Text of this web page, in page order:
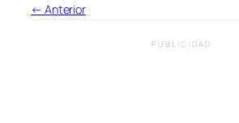
← Anterior
PUBLICIDAD